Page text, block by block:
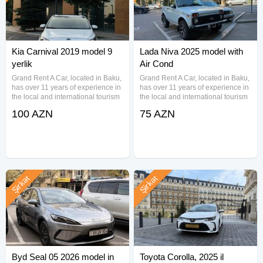
Kia Carnival 2019 model 9
yerlik
Grand Rent A Car, located in Baku,
has over 11 years of experience in
the local and international tourism
self-driven and chauffeur-driven
100 AZN
Lada Niva 2025 model with
Air Cond
Grand Rent A Car, located in Baku,
has over 11 years of experience in
the local and international tourism
self-driven and chauffeur-driven
75 AZN
Byd Seal 05 2026 model in
Şirkət
Toyota Corolla, 2025 il
Şirkət